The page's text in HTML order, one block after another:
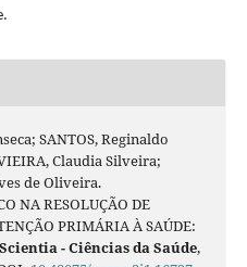
SANTOS, Reginaldo
Claudia Silveira;
de Oliveira.
NA RESOLUÇÃO DE
PRIMÁRIA À SAÚDE:
- Ciências da Saúde,